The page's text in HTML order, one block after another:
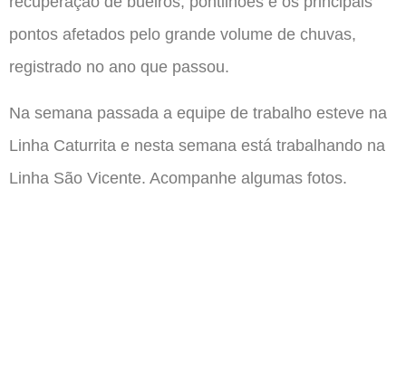
pontos afetados pelo grande volume de chuvas,
registrado no ano que passou.
Na semana passada a equipe de trabalho esteve na
Linha Caturrita e nesta semana está trabalhando na
Linha São Vicente. Acompanhe algumas fotos.